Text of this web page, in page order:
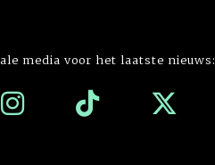
media voor het laatste nieuws: